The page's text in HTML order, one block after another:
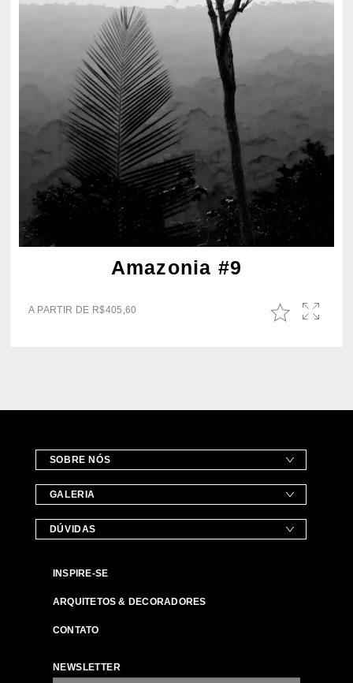
Amazonia #9
A PARTIR DE R$405,60
SOBRE NÓS
GALERIA
DÚVIDAS
INSPIRE-SE
ARQUITETOS & DECORADORES
CONTATO
NEWSLETTER